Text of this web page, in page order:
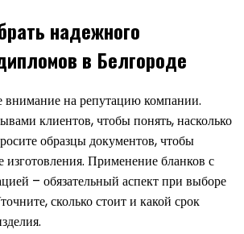
надежного
в Белгороде
внимание на репутацию компании.
клиентов, чтобы понять, насколько
образцы документов, чтобы
изготовления. Применение бланков с
– обязательный аспект при выборе
сколько стоит и какой срок